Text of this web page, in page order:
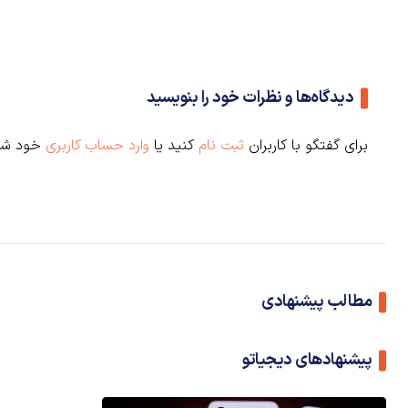
دیدگاه‌ها و نظرات خود را بنویسید
برای گفتگو با کاربران ثبت نام کنید یا وارد حساب کاربری خود
مطالب پیشنهادی
پیشنهادهای دیجیاتو